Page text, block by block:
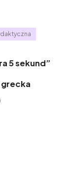
5 sekund”